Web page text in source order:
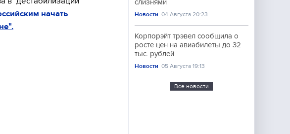
начать
слизнями
Новости 04 Августа 20:23
Корпорэйт трэвел сообщила о
росте цен на авиабилеты до 32
тыс. рублей
Новости 05 Августа 19:13
Все новости